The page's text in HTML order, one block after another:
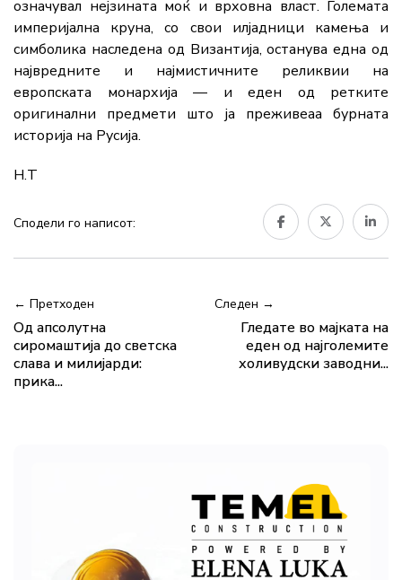
означувал нејзината моќ и врховна власт. Големата
империјална круна, со свои илјадници камења и
симболика наследена од Византија, останува една од
највредните и најмистичните реликвии на
европската монархија — и еден од ретките
оригинални предмети што ја преживеаа бурната
историја на Русија.
Н.Т
Сподели го написот:
← Претходен
Од апсолутна
сиромаштија до светска
слава и милијарди:
прика...
Следен →
Гледате во мајката на
еден од најголемите
холивудски заводни...